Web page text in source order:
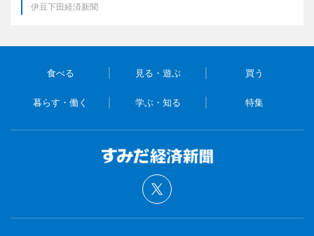
伊豆下田経済新聞
食べる 見る・遊ぶ 買う
暮らす・働く 学ぶ・知る 特集